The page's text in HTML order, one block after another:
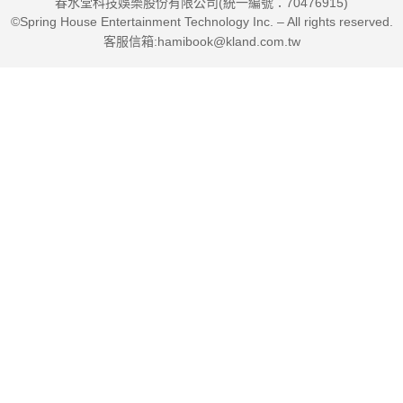
©Spring House Entertainment Technology Inc. – All rights reserved.
客服信箱:hamibook@kland.com.tw